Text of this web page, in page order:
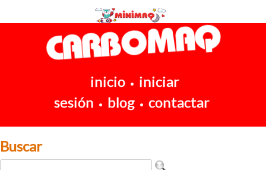
inicio • iniciar
sesión • blog • contactar
Buscar